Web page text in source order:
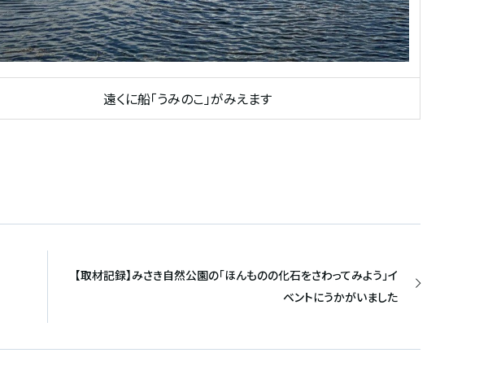
遠くに船「うみのこ」がみえます
【取材記録】みさき自然公園の「ほんものの化石をさわってみよう」イ
ベントにうかがいました